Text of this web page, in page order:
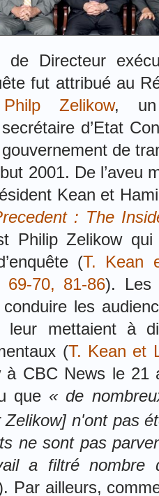
Directeur
fut attribué au
Philp Zelikow, un
d’Etat
de
2001. De l’aveu
Kean et
: The
Philip Zelikow
(T. Kean
69-70, 81-86). Les
les
leur mettaient à
(T. Kean et
à CBC News le 21
que « de
Zelikow] n'ont pas
ne sont pas
a filtré
Par ailleurs,